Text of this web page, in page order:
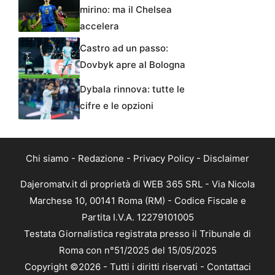
mirino: ma il Chelsea
accelera
Castro ad un passo:
Dovbyk apre al Bologna
Dybala rinnova: tutte le
cifre e le opzioni
Chi siamo - Redazione - Privacy Policy - Disclaimer
Dajeromatv.it di proprietà di WEB 365 SRL - Via Nicola
Marchese 10, 00141 Roma (RM) - Codice Fiscale e
Partita I.V.A. 12279101005
Testata Giornalistica registrata presso il Tribunale di
Roma con n°51/2025 del 15/05/2025
Copyright ©2026 - Tutti i diritti riservati - Contattaci